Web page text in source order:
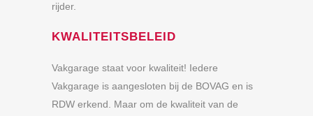
rijder.
KWALITEITSBELEID
Vakgarage staat voor kwaliteit! Iedere
Vakgarage is aangesloten bij de BOVAG en is
RDW erkend. Maar om de kwaliteit van de